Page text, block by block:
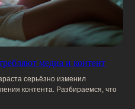
медиа и контент
серьёзно изменил
контента. Разбираемся, что